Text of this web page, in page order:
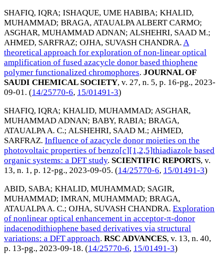
SHAFIQ, IQRA; ISHAQUE, UME HABIBA; KHALID,
MUHAMMAD; BRAGA, ATAUALPA ALBERT CARMO;
ASGHAR, MUHAMMAD ADNAN; ALSHEHRI, SAAD M.;
AHMED, SARFRAZ; OJHA, SUVASH CHANDRA. A
theoretical approach for exploration of non-linear optical
amplification of fused azacycle donor based thiophene
polymer functionalized chromophores. JOURNAL OF
SAUDI CHEMICAL SOCIETY, v. 27, n. 5, p. 16-pg., 2023-
09-01. (14/25770-6, 15/01491-3)
SHAFIQ, IQRA; KHALID, MUHAMMAD; ASGHAR,
MUHAMMAD ADNAN; BABY, RABIA; BRAGA,
ATAUALPA A. C.; ALSHEHRI, SAAD M.; AHMED,
SARFRAZ. Influence of azacycle donor moieties on the
photovoltaic properties of benzo[c][1,2,5]thiadiazole based
organic systems: a DFT study. SCIENTIFIC REPORTS, v.
13, n. 1, p. 12-pg., 2023-09-05. (14/25770-6, 15/01491-3)
ABID, SABA; KHALID, MUHAMMAD; SAGIR,
MUHAMMAD; IMRAN, MUHAMMAD; BRAGA,
ATAUALPA A. C.; OJHA, SUVASH CHANDRA. Exploration
of nonlinear optical enhancement in acceptor-π-donor
indacenodithiophene based derivatives via structural
variations: a DFT approach. RSC ADVANCES, v. 13, n. 40,
p. 13-pg., 2023-09-18. (14/25770-6, 15/01491-3)